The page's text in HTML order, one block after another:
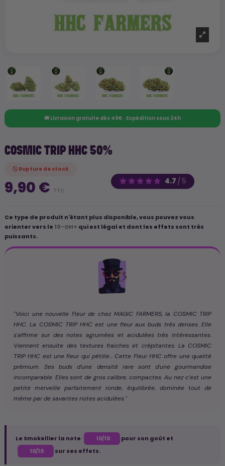
🚚 Livraison gratuite dès 49€ · Expédition sous 24h
COSMIC TRIP HHC 50%
4.7 / 5
Rupture de stock
9,90 € TTC
Ce type de produit n'étant plus disponible, vous pouvez vous
orienter vers le 10-OH+ qui est légal et dont les effets sont très
puissants.
"Voici une nouvelle Fleur de chez MAGIC FARMERS, la COSMIC TRIP
HHC. La COSMIC TRIP HHC est une fleur aux buds très denses. Elle
s'affirme sur des notes agrumées et acidulées très intéressantes.
Viennent ensuite des textures fraiches et crépitantes. La COSMIC
TRIP HHC est une fleur qui pétille... Cette Fleur HHC offre une qualité
prémium. Ses buds d'une densité rare sont d'une gourmandise
incomparable. Elles sont de gros calibre, compactes. Au nez c'est une
petite merveille parfaitement ronde, équilibrée, dominée tout de
même par de savantes notes acidulées."
Le Smokellier la note 10/10 pour son goût et
10/10 sur ses effets.